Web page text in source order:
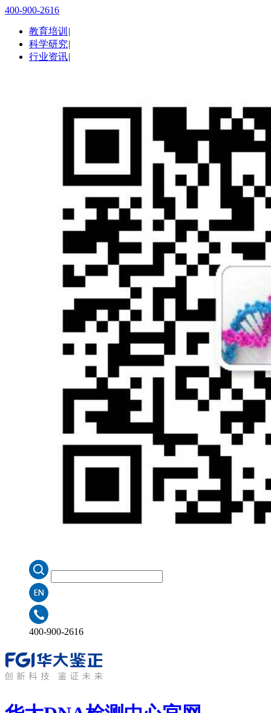
400-900-2616
教育培训 |
科学研究|
行业资讯|
400-900-2616